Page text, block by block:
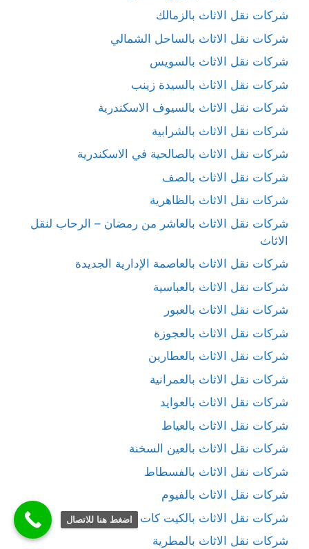
شركات نقل الاثاث بالزمالك
شركات نقل الاثاث بالساحل الشمالي
شركات نقل الاثاث بالسويس
شركات نقل الاثاث بالسيدة زينب
شركات نقل الاثاث بالسيوف الاسكندرية
شركات نقل الاثاث بالشرابية
شركات نقل الاثاث بالصالحية في الاسكندرية
شركات نقل الاثاث بالصف
شركات نقل الاثاث بالظاهرية
شركات نقل الاثاث بالعاشر من رمضان – الرحاب لنقل
الاثاث
شركات نقل الاثاث بالعاصمة الإدارية الجديدة
شركات نقل الاثاث بالعباسية
شركات نقل الاثاث بالعبور
شركات نقل الاثاث بالعجوزة
شركات نقل الاثاث بالعطارين
شركات نقل الاثاث بالعمرانية
شركات نقل الاثاث بالعوايد
شركات نقل الاثاث بالعياط
شركات نقل الاثاث بالعين السخنة
شركات نقل الاثاث بالفسطاط
شركات نقل الاثاث بالفيوم
شركات نقل الاثاث بالكيت كات
شركات نقل الاثاث بالمطرية
اضغط هنا للاتصال